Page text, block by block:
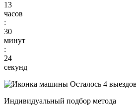
13
часов
:
30
минут
:
23
секунд
Осталось 4
Индивидуальный подбор метода